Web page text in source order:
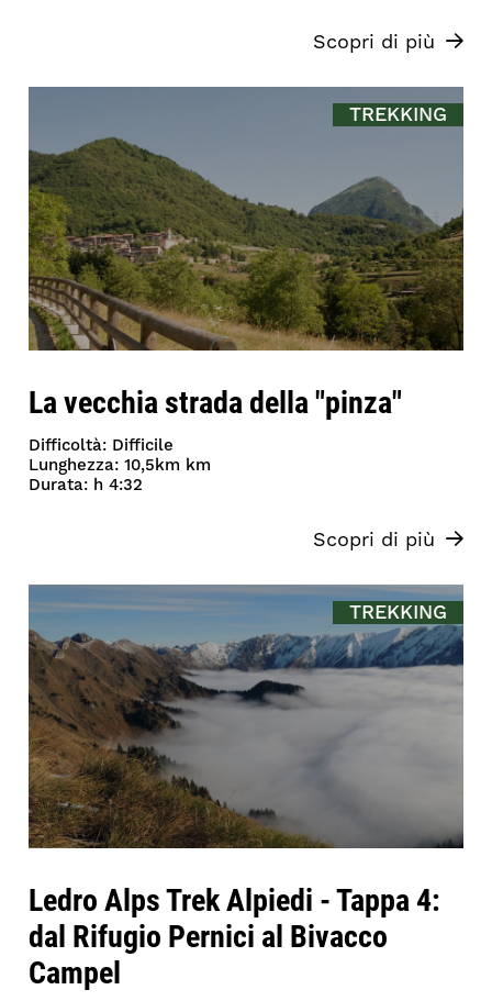
Scopri di più
TREKKING
La vecchia strada della "pinza"
Difficoltà: Difficile
Lunghezza: 10,5km km
Durata: h 4:32
Scopri di più
TREKKING
Ledro Alps Trek Alpiedi - Tappa 4:
dal Rifugio Pernici al Bivacco
Campel